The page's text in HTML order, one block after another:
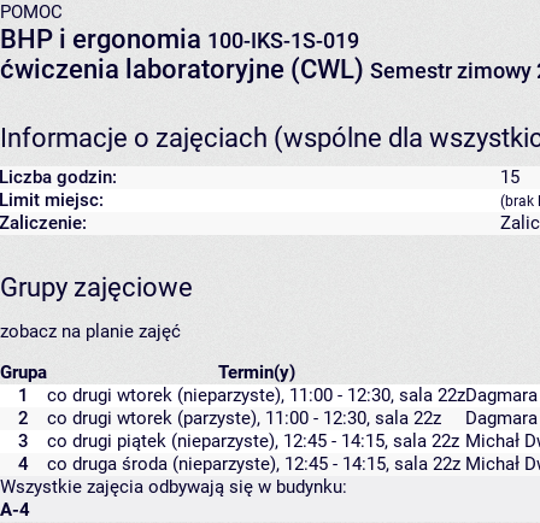
POMOC
BHP i ergonomia 100-IKS-1S-019
ćwiczenia laboratoryjne (CWL) Semestr zimowy
Informacje o zajęciach (wspólne dla
Liczba godzin:
15
Limit miejsc:
(brak
Zaliczenie:
Grupy zajęciowe
zobacz na planie zajęć
Grupa
Termin(y)
1
co drugi wtorek (nieparzyste), 11:00 - 12:30, sala 22z
2
co drugi wtorek (parzyste), 11:00 - 12:30, sala 22z
3
co drugi piątek (nieparzyste), 12:45 - 14:15, sala 22z Michał
4
co druga środa (nieparzyste), 12:45 - 14:15, sala 22z Michał
Wszystkie zajęcia odbywają się w budynku:
A-4